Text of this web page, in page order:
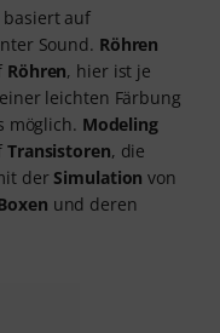
basiert auf
Sound. Röhren
Röhren, hier ist je
leichten Färbung
möglich. Modeling
Transistoren, die
derSimulation von
und deren